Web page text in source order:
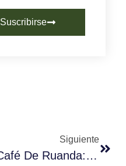
Suscribirse
Siguiente
Café De Ruanda: Un Viaje Del Esfuerzo A La Excelencia Mundial